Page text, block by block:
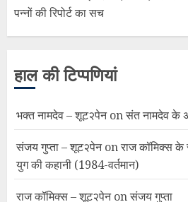
पन्नों की रिपोर्ट का सच
हाल की टिप्पणियां
भक्त नामदेव – शूट२पेनonसंत नामदेव के
संजय गुप्ता – शूट२पेनonराज कॉमिक्स के
युग की कहानी (1984-वर्तमान)
राज कॉमिक्स – शूट२पेनonसंजय गुप्ता